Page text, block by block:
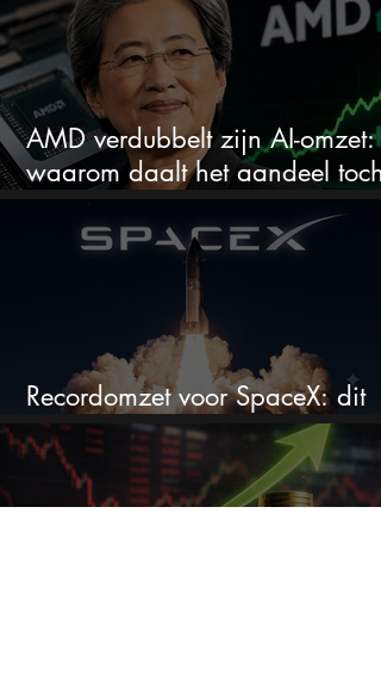
AMD verdubbelt zijn AI-omzet:
waarom daalt het aandeel toch
hard?
Recordomzet voor SpaceX: dit
moet je weten